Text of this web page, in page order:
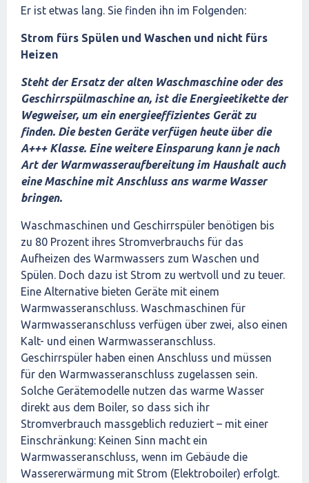
Er ist etwas lang. Sie finden ihn im Folgenden:
Strom fürs Spülen und Waschen und nicht fürs
Heizen
Steht der Ersatz der alten Waschmaschine oder des
Geschirrspülmaschine an, ist die Energieetikette der
Wegweiser, um ein energieeffizientes Gerät zu
finden. Die besten Geräte verfügen heute über die
A+++ Klasse. Eine weitere Einsparung kann je nach
Art der Warmwasseraufbereitung im Haushalt auch
eine Maschine mit Anschluss ans warme Wasser
bringen.
Waschmaschinen und Geschirrspüler benötigen bis
zu 80 Prozent ihres Stromverbrauchs für das
Aufheizen des Warmwassers zum Waschen und
Spülen. Doch dazu ist Strom zu wertvoll und zu teuer.
Eine Alternative bieten Geräte mit einem
Warmwasseranschluss. Waschmaschinen für
Warmwasseranschluss verfügen über zwei, also einen
Kalt- und einen Warmwasseranschluss.
Geschirrspüler haben einen Anschluss und müssen
für den Warmwasseranschluss zugelassen sein.
Solche Gerätemodelle nutzen das warme Wasser
direkt aus dem Boiler, so dass sich ihr
Stromverbrauch massgeblich reduziert – mit einer
Einschränkung: Keinen Sinn macht ein
Warmwasseranschluss, wenn im Gebäude die
Wassererwärmung mit Strom (Elektroboiler) erfolgt.